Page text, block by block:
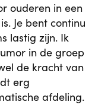
ouderen in een
Je bent continu
lastig zijn. Ik
in de groep
de kracht van
erg
afdeling.